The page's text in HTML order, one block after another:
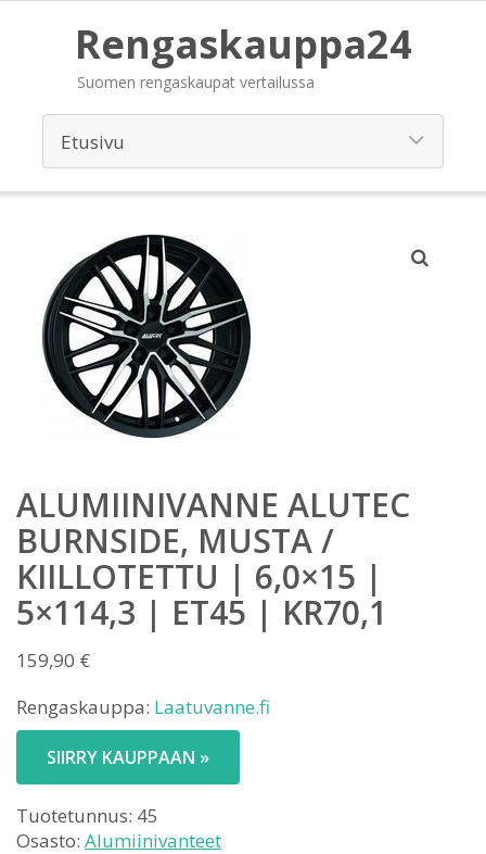
Rengaskauppa24
Suomen rengaskaupat vertailussa
ALUMIINIVANNE ALUTEC
BURNSIDE, MUSTA /
KIILLOTETTU | 6,0×15 |
5×114,3 | ET45 | KR70,1
159,90 €
Rengaskauppa: Laatuvanne.fi
SIIRRY KAUPPAAN »
Tuotetunnus: 45
Osasto: Alumiinivanteet